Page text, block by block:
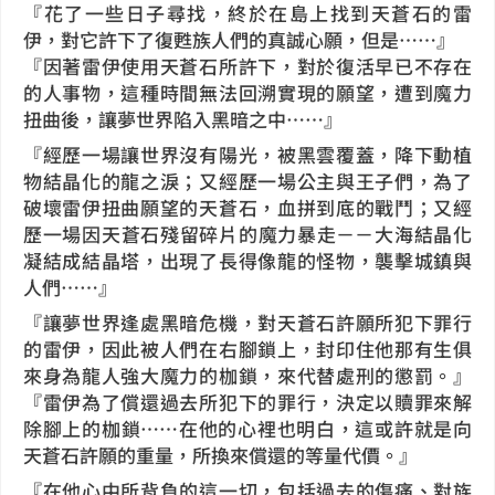
『花了一些日子尋找，終於在島上找到天蒼石的雷
伊，對它許下了復甦族人們的真誠心願，但是……』
『因著雷伊使用天蒼石所許下，對於復活早已不存在
的人事物，這種時間無法回溯實現的願望，遭到魔力
扭曲後，讓夢世界陷入黑暗之中……』
『經歷一場讓世界沒有陽光，被黑雲覆蓋，降下動植
物結晶化的龍之淚；又經歷一場公主與王子們，為了
破壞雷伊扭曲願望的天蒼石，血拼到底的戰鬥；又經
歷一場因天蒼石殘留碎片的魔力暴走－－大海結晶化
凝結成結晶塔，出現了長得像龍的怪物，襲擊城鎮與
人們……』
『讓夢世界逢處黑暗危機，對天蒼石許願所犯下罪行
的雷伊，因此被人們在右腳鎖上，封印住他那有生俱
來身為龍人強大魔力的枷鎖，來代替處刑的懲罰。』
『雷伊為了償還過去所犯下的罪行，決定以贖罪來解
除腳上的枷鎖……在他的心裡也明白，這或許就是向
天蒼石許願的重量，所換來償還的等量代價。』